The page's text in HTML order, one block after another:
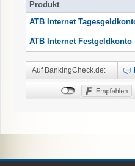
Produkt
ATB Internet
ATB Internet Festgeldkonto
Auf BankingCheck.de: